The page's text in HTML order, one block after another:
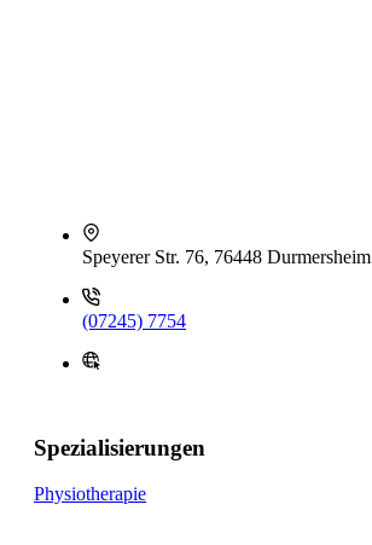
Speyerer Str. 76, 76448 Durmersheim
(07245) 7754
Spezialisierungen
Physiotherapie